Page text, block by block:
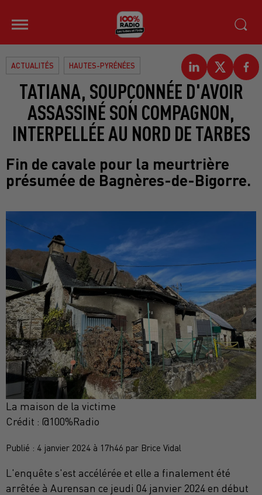
ACTUALITÉS HAUTES-PYRÉNÉES
TATIANA, SOUPÇONNÉE D'AVOIR
ASSASSINÉ SON COMPAGNON,
INTERPELLÉE AU NORD DE TARBES
Fin de cavale pour la meurtrière
présumée de Bagnères-de-Bigorre.
La maison de la victime
Crédit : @100%Radio
Publié : 4 janvier 2024 à 17h46 par Brice Vidal
L'enquête s'est accélérée et elle a finalement été
arrêtée à Aurensan ce jeudi 04 janvier 2024 en début